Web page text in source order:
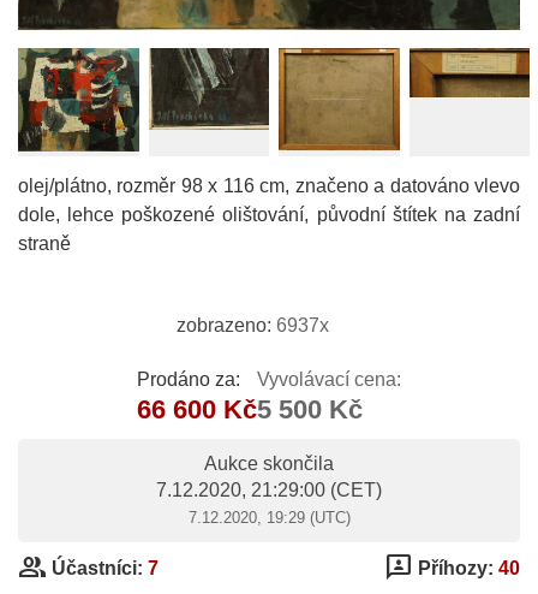
olej/plátno, rozměr 98 x 116 cm, značeno a datováno vlevo
dole, lehce poškozené olištování, původní štítek na zadní
straně
zobrazeno: 6937x
Prodáno za:
66 600 Kč
Vyvolávací cena:
5 500 Kč
Aukce skončila
7.12.2020, 21:29:00 (CET)
7.12.2020, 19:29 (UTC)
group Účastníci: 7 3p Příhozy: 40